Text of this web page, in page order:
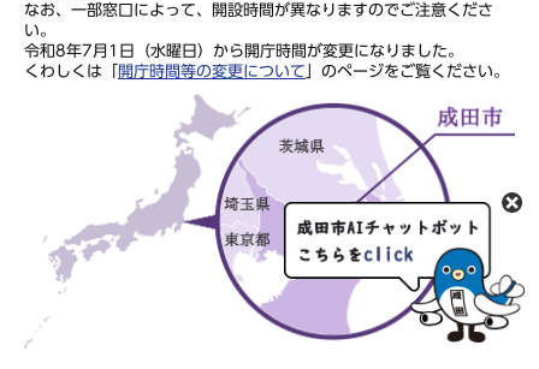
なお、一部窓口によって、開設時間が異なりますのでご注意くださ
い。
令和8年7月1日（水曜日）から開庁時間が変更になりました。
くわしくは「
開庁時間等の変更について 」のページをご覧ください。